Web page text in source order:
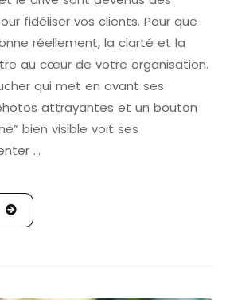
fidéliser vos clients. Pour que
réellement, la clarté et la
au cœur de votre organisation.
qui met en avant ses
attrayantes et un bouton
bien visible voit ses
…